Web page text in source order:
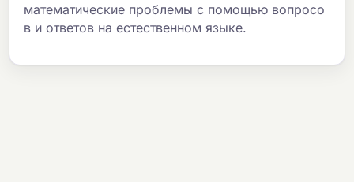
математические проблемы с помощью вопросо
в и ответов на естественном языке.